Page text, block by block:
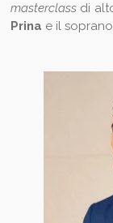
masterclassdi
Prina e il soprano